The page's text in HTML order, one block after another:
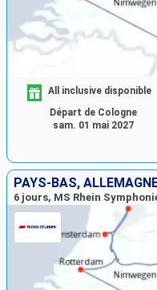
All inclusive disponible
Départ de Cologne
sam. 01 mai 2027
PAYS-BAS,
6 jours, MS Rhein